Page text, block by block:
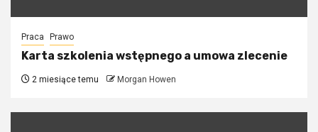
Praca Prawo
Karta szkolenia wstępnego a umowa zlecenie
2 miesiące temu Morgan Howen